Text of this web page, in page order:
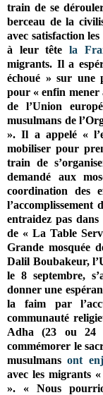
train de se
berceau de la
avec satisfaction
à leur têtela
migrants. Il a
échoué » sur une
pour « enfin mener
de l’Union
musulmans de
». Il a appelé«
mobiliser pour
train de
demandé aux
coordination des
l’accomplissement
entraidez pas
de « La Table
Grande mosquée
Dalil Boubakeur,
le 8 septembre,
donner une
la faim par
communauté
Adha (23 ou 24
commémorer le
musulmansont
avec les migrants
». « Nous